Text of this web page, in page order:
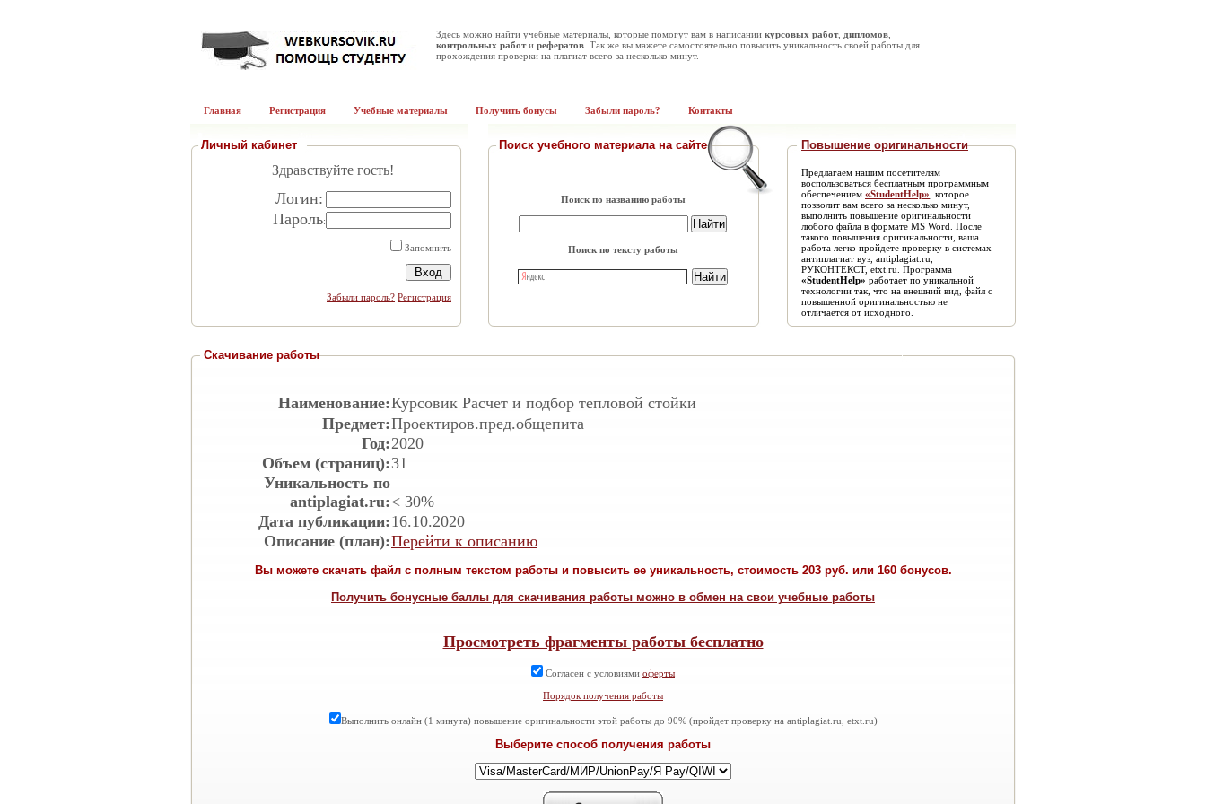
Здесь можно найти учебные материалы, которые помогут вам в написании курсовых работ, дипломов
контрольных работи рефератов . Так же вы мажете самостоятельно повысить уникальность своей работы для
прохождения проверки на плагиат всего за несколько минут.
Главная Регистрация Учебные материалы Получить бонусы Забыли пароль? Контакты
Личный кабинет
Здравствуйте гость!
Логин:
Пароль:
Запомнить
Забыли пароль? Регистрация
Поиск учебного материала на сайте
Поиск по названию работы
Поиск по тексту работы
Повышение оригинальности
Предлагаем нашим посетителям
воспользоваться бесплатным программным
обеспечением «StudentHelp» , которое
позволит вам всего за несколько минут,
выполнить повышение оригинальности
любого файла в формате MS Word. После
такого повышения оригинальности, ваша
работа легко пройдете проверку в системах
антиплагиат вуз, antiplagiat.ru,
РУКОНТЕКСТ, etxt.ru. Программа
«StudentHelp» работает по уникальной
технологии так, что на внешний вид, файл с
повышенной оригинальностью не
отличается от исходного.
Скачивание работы
Наименование:Курсовик Расчет и подбор тепловой стойки
Предмет:Проектиров.пред.общепита
Год:2020
Объем (страниц):31
Уникальность по
antiplagiat.ru:< 30%
Дата публикации:16.10.2020
Описание (план):Перейти к описанию
Вы можете скачать файл с полным текстом работы и повысить ее уникальность, стоимость 203 руб. или 160 бонусов.
Получить бонусные баллы для скачивания работы можно в обмен на свои учебные работы
Просмотреть фрагменты работы бесплатно
Согласен с условиями оферты
Порядок получения работы
Выполнить онлайн (1 минута) повышение оригинальности этой работы до 90% (пройдет проверку на antiplagiat.ru, etxt.ru)
Выберите способ получения работы